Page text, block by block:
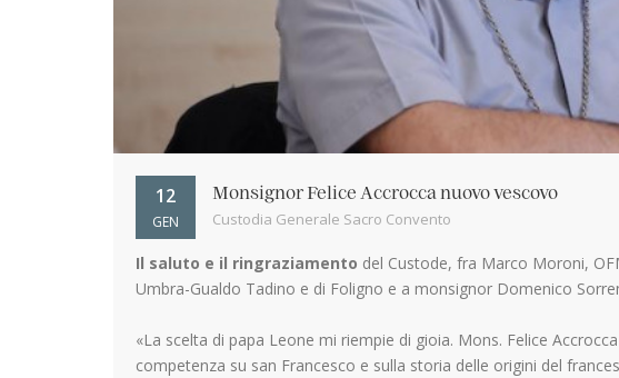
12
GEN
Monsignor Felice Accrocca nuovo vescovo
Custodia Generale Sacro Convento
Il saluto e il ringraziamento del Custode, fra Marco Moroni,
Umbra-Gualdo Tadino e di Foligno e a monsignor Domenico
«La scelta di papa Leone mi riempie di gioia. Mons. Felice
competenza su san Francesco e sulla storia delle origini del